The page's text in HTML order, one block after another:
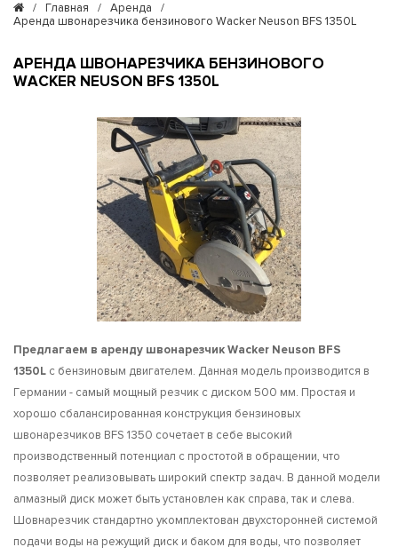
/ Главная / Аренда
/
Аренда швонарезчика бензинового Wacker Neuson BFS 1350L
АРЕНДА ШВОНАРЕЗЧИКА БЕНЗИНОВОГО
WACKER NEUSON BFS 1350L
Предлагаем в аренду швонарезчик Wacker Neuson BFS
1350L с бензиновым двигателем. Данная модель производится в
Германии - самый мощный резчик с диском 500 мм. Простая и
хорошо сбалансированная конструкция бензиновых
швонарезчиков BFS 1350 сочетает в себе высокий
производственный потенциал с простотой в обращении, что
позволяет реализовывать широкий спектр задач. В данной модели
алмазный диск может быть установлен как справа, так и слева.
Шовнарезчик стандартно укомплектован двухсторонней системой
подачи воды на режущий диск и баком для воды, что позволяет